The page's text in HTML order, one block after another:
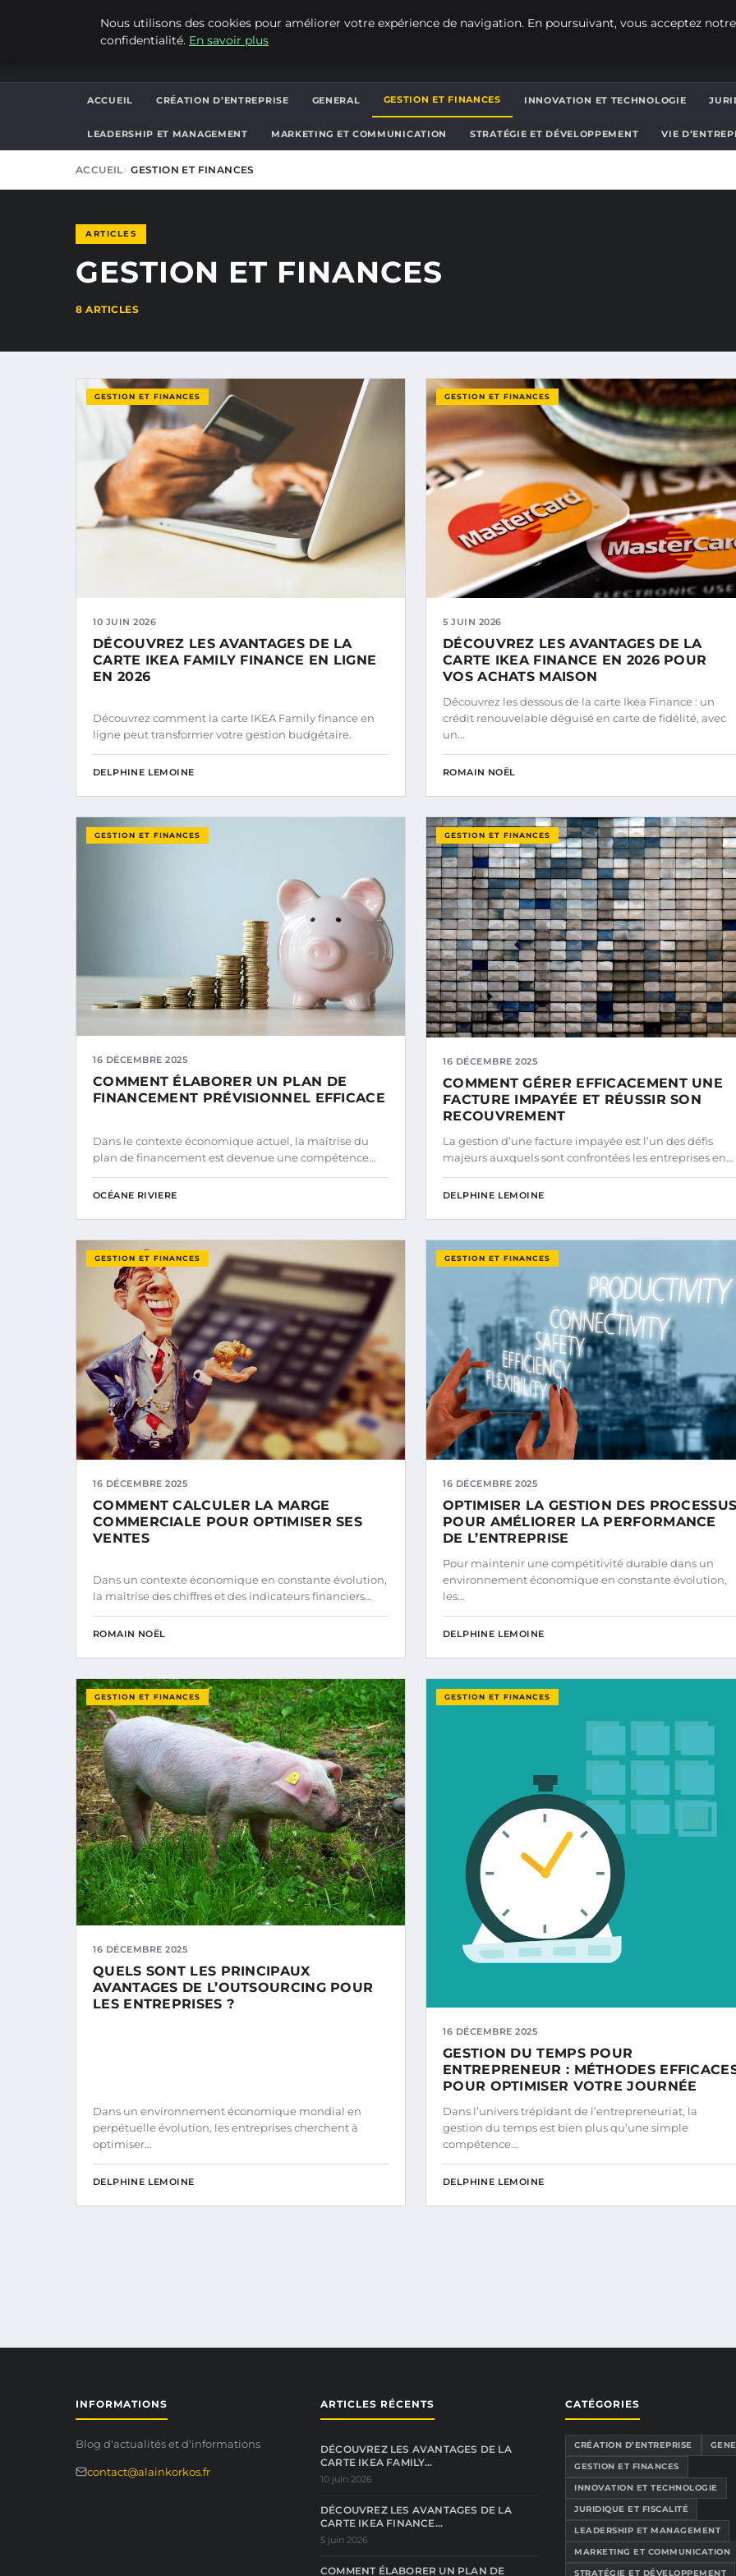
ACCUEIL CRÉATION D’ENTREPRISE GENERAL GESTION ET FINANCES INNOVATION ET TECHNOLOGIE
LEADERSHIP ET MANAGEMENT MARKETING ET COMMUNICATION STRATÉGIE ET DÉVELOPPEMENT VIE
ACCUEIL GESTION ET FINANCES
ARTICLES
GESTION ET FINANCES
8 ARTICLES
GESTION ET FINANCES
10 JUIN 2026
DÉCOUVREZ LES AVANTAGES DE LA
CARTE IKEA FAMILY FINANCE EN LIGNE
EN 2026
Découvrez comment la carte IKEA Family finance en
ligne peut transformer votre gestion budgétaire.
DELPHINE LEMOINE
GESTION ET FINANCES
5 JUIN 2026
DÉCOUVREZ LES AVANTAGES DE LA
CARTE IKEA FINANCE EN 2026 POUR
VOS ACHATS MAISON
Découvrez les dessous de la carte Ikea Finance : un
crédit renouvelable déguisé en carte de fidélité, avec
un…
ROMAIN NOËL
GESTION ET FINANCES
16 DÉCEMBRE 2025
COMMENT ÉLABORER UN PLAN DE
FINANCEMENT PRÉVISIONNEL EFFICACE
Dans le contexte économique actuel, la maîtrise du
plan de financement est devenue une compétence…
OCÉANE RIVIERE
GESTION ET FINANCES
16 DÉCEMBRE 2025
COMMENT GÉRER EFFICACEMENT UNE
FACTURE IMPAYÉE ET RÉUSSIR SON
RECOUVREMENT
La gestion d’une facture impayée est l’un des défis
majeurs auxquels sont confrontées les entreprises en…
DELPHINE LEMOINE
GESTION ET FINANCES
16 DÉCEMBRE 2025
COMMENT CALCULER LA MARGE
COMMERCIALE POUR OPTIMISER SES
VENTES
Dans un contexte économique en constante évolution,
la maîtrise des chiffres et des indicateurs financiers…
ROMAIN NOËL
GESTION ET FINANCES
16 DÉCEMBRE 2025
OPTIMISER LA GESTION DES
POUR AMÉLIORER LA PERFORMANCE
DE L’ENTREPRISE
Pour maintenir une compétitivité durable dans un
environnement économique en constante évolution,
les…
DELPHINE LEMOINE
GESTION ET FINANCES
16 DÉCEMBRE 2025
QUELS SONT LES PRINCIPAUX
AVANTAGES DE L’OUTSOURCING POUR
LES ENTREPRISES ?
Dans un environnement économique mondial en
perpétuelle évolution, les entreprises cherchent à
optimiser…
DELPHINE LEMOINE
GESTION ET FINANCES
16 DÉCEMBRE 2025
GESTION DU TEMPS POUR
ENTREPRENEUR : MÉTHODES
POUR OPTIMISER VOTRE JOURNÉE
Dans l’univers trépidant de l’entrepreneuriat, la
gestion du temps est bien plus qu’une simple
compétence…
DELPHINE LEMOINE
INFORMATIONS
Blog d'actualités et d'informations
contact@alainkorkos.fr
ARTICLES RÉCENTS
DÉCOUVREZ LES AVANTAGES DE LA
CARTE IKEA FAMILY…
10 juin 2026
DÉCOUVREZ LES AVANTAGES DE LA
CARTE IKEA FINANCE…
5 juin 2026
COMMENT ÉLABORER UN PLAN DE
CATÉGORIES
CRÉATION D’ENTREPRISE
GESTION ET FINANCES
INNOVATION ET TECHNOLOGIE
JURIDIQUE ET FISCALITÉ
LEADERSHIP ET MANAGEMENT
MARKETING ET COMMUNICATION
STRATÉGIE ET DÉVELOPPEMENT
Nous utilisons des cookies pour améliorer votre expérience de navigation. En poursuivant, vous acceptez
confidentialité. En savoir plus